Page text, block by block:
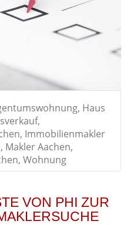
Haus
Immobilienmakler
Makler Aachen,
Wohnung
VON PHI ZUR